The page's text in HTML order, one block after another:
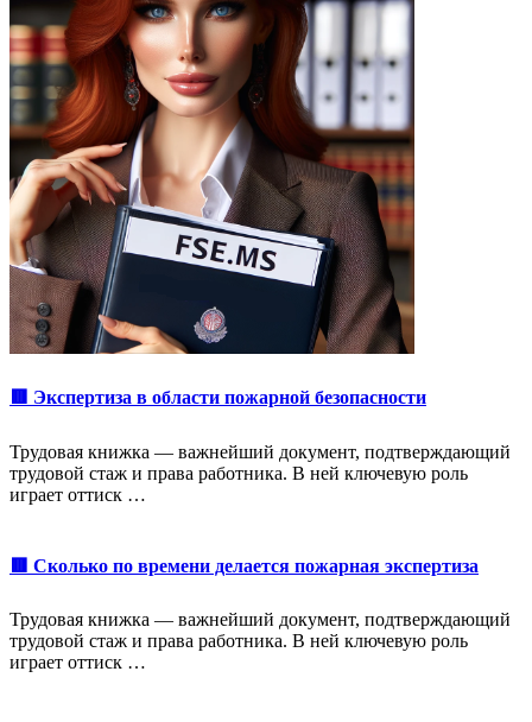
🟥 Экспертиза в области пожарной безопасности
Трудовая книжка — важнейший документ, подтверждающий
трудовой стаж и права работника. В ней ключевую роль
играет оттиск …
🟥 Сколько по времени делается пожарная экспертиза
Трудовая книжка — важнейший документ, подтверждающий
трудовой стаж и права работника. В ней ключевую роль
играет оттиск …